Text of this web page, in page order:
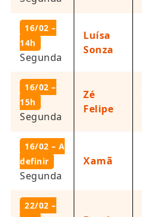
16/02 –
14h
Segunda
Luísa
Sonza
16/02 –
15h
Segunda
Zé
Felipe
16/02 – A
definir
Segunda
Xamã
22/02 –